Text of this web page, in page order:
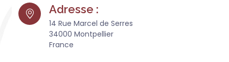
Adresse :
14 Rue Marcel de Serres
34000 Montpellier
France